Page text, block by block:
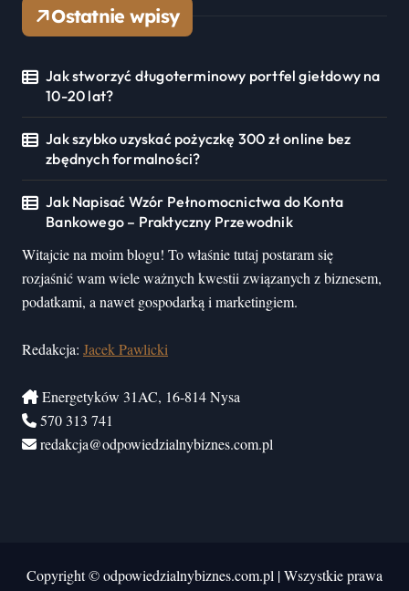
Ostatnie wpisy
Jak stworzyć długoterminowy portfel giełdowy na
10-20 lat?
Jak szybko uzyskać pożyczkę 300 zł online bez
zbędnych formalności?
Jak Napisać Wzór Pełnomocnictwa do Konta
Bankowego – Praktyczny Przewodnik
Witajcie na moim blogu! To właśnie tutaj postaram się
rozjaśnić wam wiele ważnych kwestii związanych z biznesem,
podatkami, a nawet gospodarką i marketingiem.
Redakcja: Jacek Pawlicki
Energetyków 31AC, 16-814 Nysa
570 313 741
redakcja@odpowiedzialnybiznes.com.pl
Copyright © odpowiedzialnybiznes.com.pl |Wszystkie prawa